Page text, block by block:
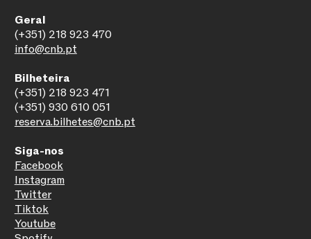
Siga-nos
Facebook
Instagram
Twitter
Tiktok
Youtube
Geral
(+351) 218 923 470
info@cnb.pt
Bilheteira
(+351) 218 923 471
(+351) 930 610 051
reserva.bilhetes@cnb.pt